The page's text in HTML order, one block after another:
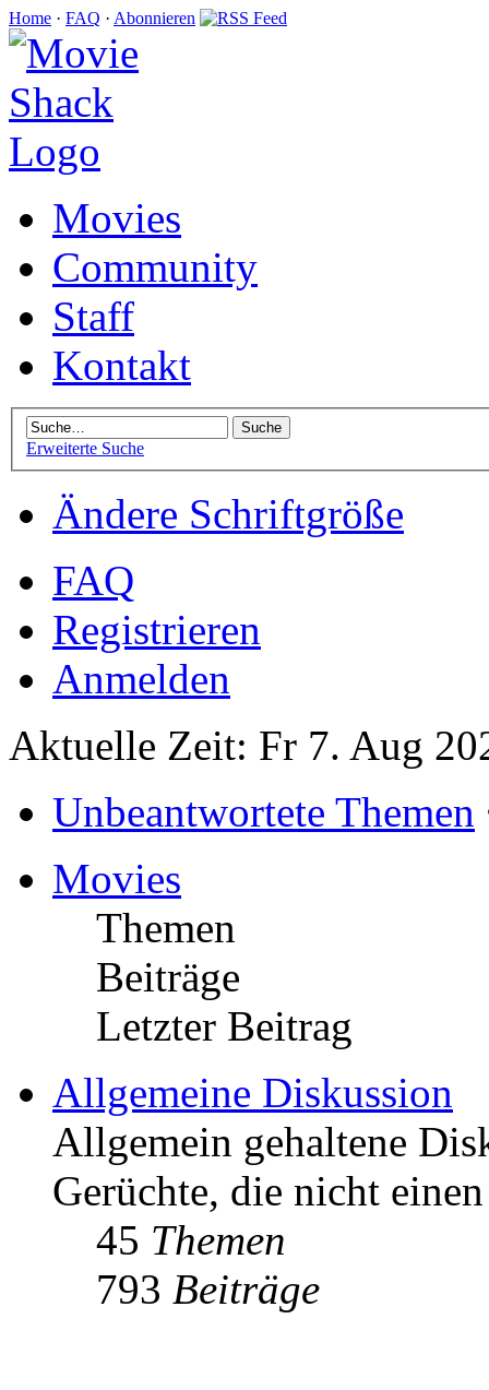
Home · FAQ · Abonnieren
Movies
Community
Staff
Kontakt
Erweiterte Suche
Ändere Schriftgröße
FAQ
Registrieren
Anmelden
Aktuelle Zeit: Fr 7. Aug
Unbeantwortete Themen
Movies
Themen
Beiträge
Letzter Beitrag
Allgemeine Diskussion
Allgemein gehaltene
Gerüchte, die nicht
45 Themen
793 Beiträge